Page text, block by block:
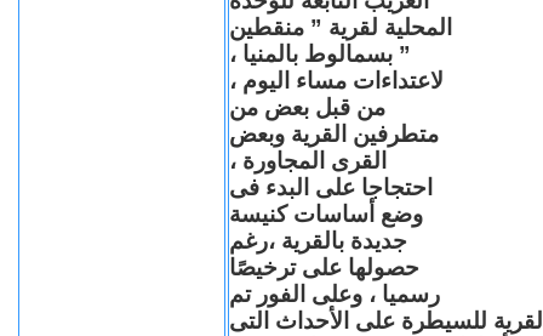
المحلية لقرية ” منقطين
” بسمالوط بالمنيا ،
لاعتداءات مساء اليوم ،
من قبل بعض من
متطرفين القرية وبعض
القرى المجاورة ،
احتجاجا على البدء فى
وضع أساسات كنيسة
جديدة بالقرية ،رغم
حصولها على ترخيصًا
رسميا ، وعلى الفور تم
للسيطرة على الأحداث التى